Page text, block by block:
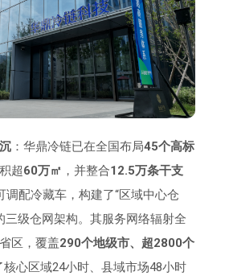
：华鼎冷链已在全国布局45个高标
超60万㎡ ，并整合12.5万条干支
调配冷藏车，构建了“区域中心仓
三级仓网架构。其服务网络辐射全
区，覆盖290个地级市、超2800个
核心区域24小时、县域市场48小时